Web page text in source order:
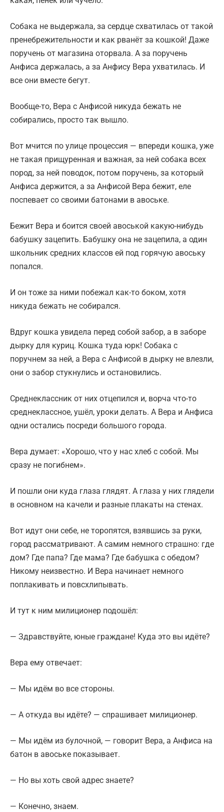
Собака не выдержала, за сердце схватилась от такой
пренебрежительности и как рванёт за кошкой! Даже
поручень от магазина оторвала. А за поручень
Анфиса держалась, а за Анфису Вера ухватилась. И
все они вместе бегут.
Вообще-то, Вера с Анфисой никуда бежать не
собирались, просто так вышло.
Вот мчится по улице процессия — впереди кошка, уже
не такая прищуренная и важная, за ней собака всех
пород, за ней поводок, потом поручень, за который
Анфиса держится, а за Анфисой Вера бежит, еле
поспевает со своими батонами в авоське.
Бежит Вера и боится своей авоськой какую-нибудь
бабушку зацепить. Бабушку она не зацепила, а один
школьник средних классов ей под горячую авоську
попался.
И он тоже за ними побежал как-то боком, хотя
никуда бежать не собирался.
Вдруг кошка увидела перед собой забор, а в заборе
дырку для куриц. Кошка туда юрк! Собака с
поручнем за ней, а Вера с Анфисой в дырку не влезли,
они о забор стукнулись и остановились.
Среднеклассник от них отцепился и, ворча что-то
среднеклассное, ушёл, уроки делать. А Вера и Анфиса
одни остались посреди большого города.
Вера думает: «Хорошо, что у нас хлеб с собой. Мы
сразу не погибнем».
И пошли они куда глаза глядят. А глаза у них глядели
в основном на качели и разные плакаты на стенах.
Вот идут они себе, не торопятся, взявшись за руки,
город рассматривают. А самим немного страшно: где
дом? Где папа? Где мама? Где бабушка с обедом?
Никому неизвестно. И Вера начинает немного
поплакивать и повсхлипывать.
И тут к ним милиционер подошёл:
— Здравствуйте, юные граждане! Куда это вы идёте?
Вера ему отвечает:
— Мы идём во все стороны.
— А откуда вы идёте? — спрашивает милиционер.
— Мы идём из булочной, — говорит Вера, а Анфиса на
батон в авоське показывает.
— Но вы хоть свой адрес знаете?
— Конечно, знаем.